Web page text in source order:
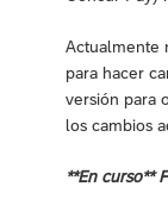
Actualmente
para hacer
versión para
los cambios
**En curso**